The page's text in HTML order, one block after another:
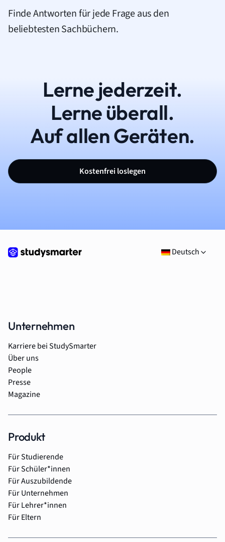
Finde Antworten für jede Frage aus den
beliebtesten Sachbüchern.
Lerne jederzeit.
Lerne überall.
Auf allen Geräten.
Kostenfrei loslegen
Deutsch
Unternehmen
Karriere bei StudySmarter
Über uns
People
Presse
Magazine
Produkt
Für Studierende
Für Schüler*innen
Für Auszubildende
Für Unternehmen
Für Lehrer*innen
Für Eltern